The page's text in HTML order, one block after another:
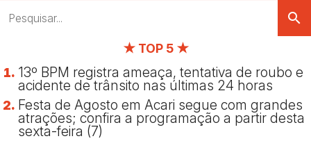
search
★ TOP 5 ★
13º BPM registra ameaça, tentativa de roubo e
acidente de trânsito nas últimas 24 horas
Festa de Agosto em Acari segue com grandes
atrações; confira a programação a partir desta
sexta-feira (7)